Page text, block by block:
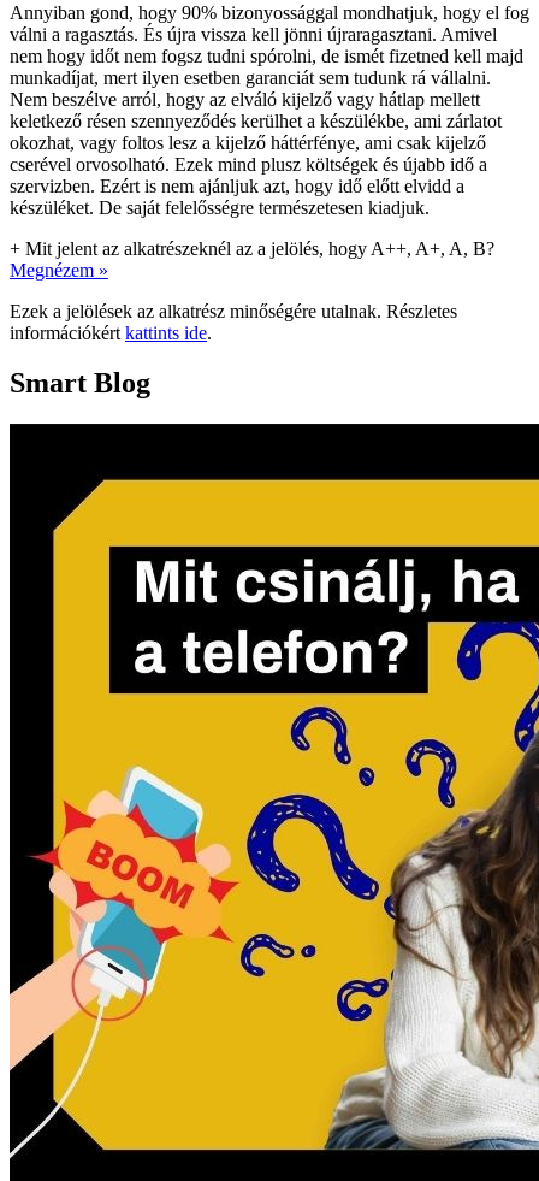
Annyiban gond, hogy 90% bizonyossággal mondhatjuk, hogy el fog
válni a ragasztás. És újra vissza kell jönni újraragasztani. Amivel
nem hogy időt nem fogsz tudni spórolni, de ismét fizetned kell majd
munkadíjat, mert ilyen esetben garanciát sem tudunk rá vállalni.
Nem beszélve arról, hogy az elváló kijelző vagy hátlap mellett
keletkező résen szennyeződés kerülhet a készülékbe, ami zárlatot
okozhat, vagy foltos lesz a kijelző háttérfénye, ami csak kijelző
cserével orvosolható. Ezek mind plusz költségek és újabb idő a
szervizben. Ezért is nem ajánljuk azt, hogy idő előtt elvidd a
készüléket. De saját felelősségre természetesen kiadjuk.
+ Mit jelent az alkatrészeknél az a jelölés, hogy A++, A+, A, B?
Megnézem »
Ezek a jelölések az alkatrész minőségére utalnak. Részletes
információkért kattints ide.
Smart Blog